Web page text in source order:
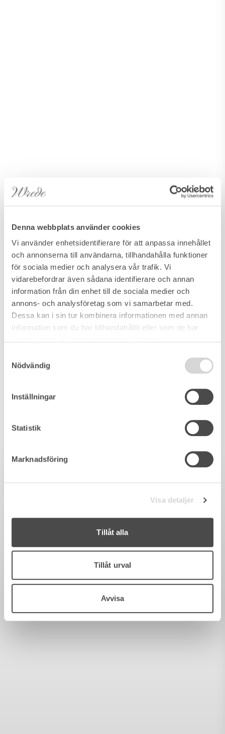
Denna webbplats använder cookies
Vi använder enhetsidentifierare för att anpassa innehållet
och annonserna till användarna, tillhandahålla funktioner
för sociala medier och analysera vår trafik. Vi
vidarebefordrar även sådana identifierare och annan
information från din enhet till de sociala medier och
annons- och analysföretag som vi samarbetar med.
Dessa kan i sin tur kombinera informationen med annan
information som du har tillhandahållit eller som de har
Nödvändig
Inställningar
Statistik
Marknadsföring
Visa detaljer
Tillåt alla
Tillåt urval
Avvisa